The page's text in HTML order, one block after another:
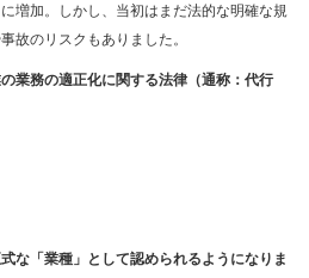
増加。しかし、当初はまだ法的な明確な規
故のリスクもありました。
業務の適正化に関する法律（通称：代行
な「業種」として認められるようになりま